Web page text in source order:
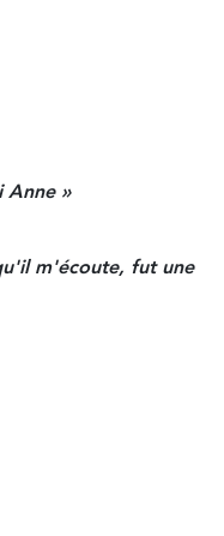
Anne »
m'écoute, fut une